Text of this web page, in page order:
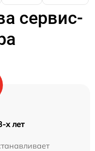
сервис-
х лет